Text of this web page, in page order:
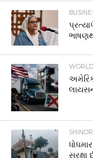
WORLD
SHINOR
સુરક્ષા